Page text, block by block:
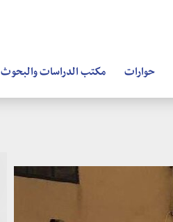
حوارات مكتب الدراسات والبحوث